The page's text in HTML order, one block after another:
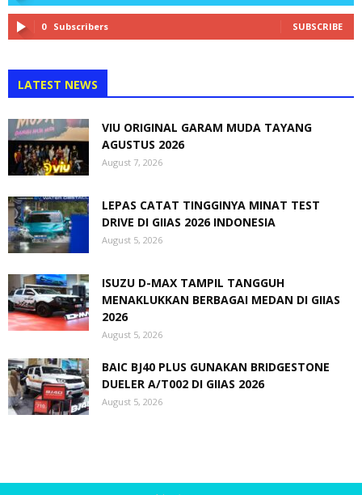
0 Subscribers SUBSCRIBE
LATEST NEWS
VIU ORIGINAL GARAM MUDA TAYANG
AGUSTUS 2026
August 7, 2026
LEPAS CATAT TINGGINYA MINAT TEST
DRIVE DI GIIAS 2026 INDONESIA
August 5, 2026
ISUZU D-MAX TAMPIL TANGGUH
MENAKLUKKAN BERBAGAI MEDAN DI GIIAS
2026
August 5, 2026
BAIC BJ40 PLUS GUNAKAN BRIDGESTONE
DUELER A/T002 DI GIIAS 2026
August 5, 2026